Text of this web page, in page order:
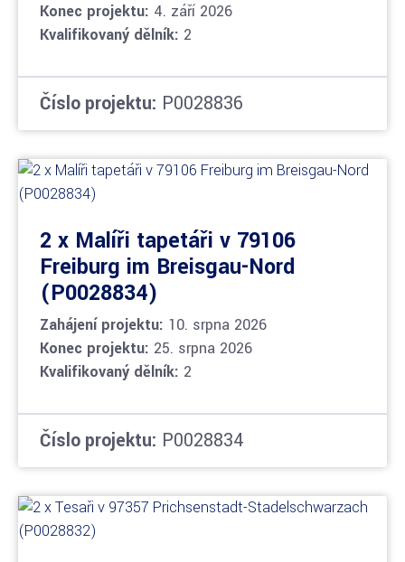
Konec projektu: 4. září 2026
Kvalifikovaný dělník: 2
Číslo projektu: P0028836
2 x Malíři tapetáři v 79106
Freiburg im Breisgau-Nord
(P0028834)
Zahájení projektu: 10. srpna 2026
Konec projektu: 25. srpna 2026
Kvalifikovaný dělník: 2
Číslo projektu: P0028834